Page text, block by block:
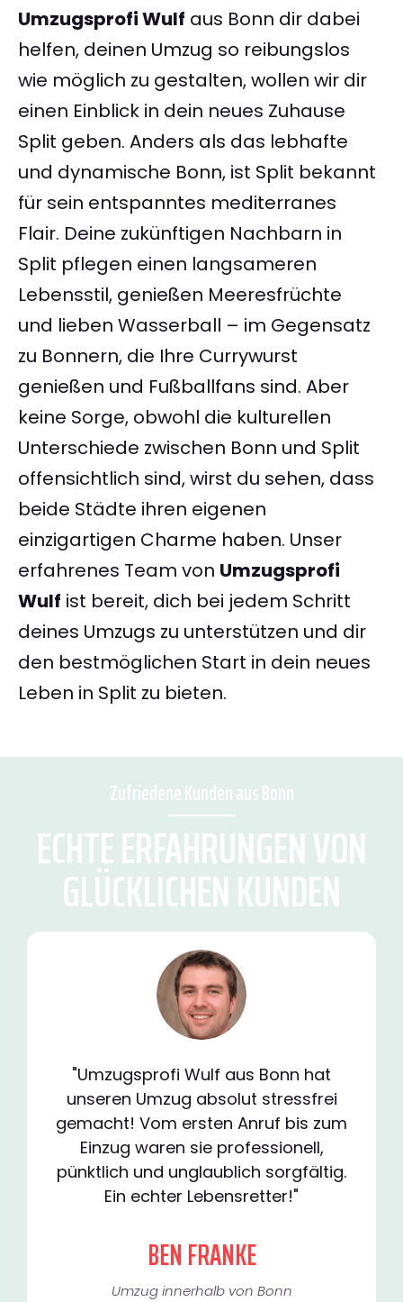
Umzugsprofi Wulf aus Bonn dir dabei
helfen, deinen Umzug so reibungslos
wie möglich zu gestalten, wollen wir dir
einen Einblick in dein neues Zuhause
Split geben. Anders als das lebhafte
und dynamische Bonn, ist Split bekannt
für sein entspanntes mediterranes
Flair. Deine zukünftigen Nachbarn in
Split pflegen einen langsameren
Lebensstil, genießen Meeresfrüchte
und lieben Wasserball – im Gegensatz
zu Bonnern, die Ihre Currywurst
genießen und Fußballfans sind. Aber
keine Sorge, obwohl die kulturellen
Unterschiede zwischen Bonn und Split
offensichtlich sind, wirst du sehen, dass
beide Städte ihren eigenen
einzigartigen Charme haben. Unser
erfahrenes Team von Umzugsprofi
Wulf ist bereit, dich bei jedem Schritt
deines Umzugs zu unterstützen und dir
den bestmöglichen Start in dein neues
Leben in Split zu bieten.
Zufriedene Kunden aus Bonn
ECHTE ERFAHRUNGEN VON
GLÜCKLICHEN KUNDEN
"Umzugsprofi Wulf aus Bonn hat
unseren Umzug absolut stressfrei
gemacht! Vom ersten Anruf bis zum
Einzug waren sie professionell,
pünktlich und unglaublich sorgfältig.
Ein echter Lebensretter!"
BEN FRANKE
Umzug innerhalb von Bonn​